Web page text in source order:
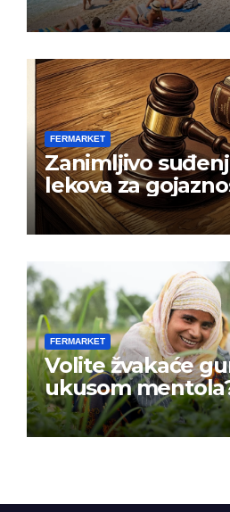
FERMARKET
Zanimljivo
lekova za
FERMARKET
Volite žvakaće
ukusom